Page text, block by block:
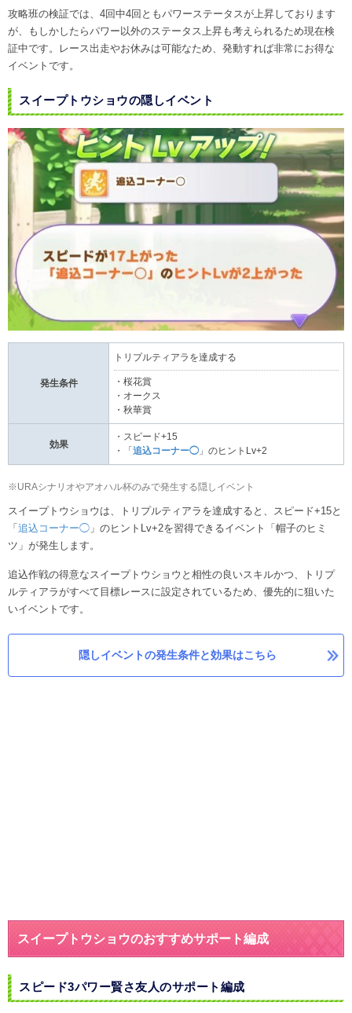
攻略班の検証では、4回中4回ともパワーステータスが上昇しております
が、もしかしたらパワー以外のステータス上昇も考えられるため現在検
証中です。レース出走やお休みは可能なため、発動すれば非常にお得な
イベントです。
スイープトウショウの隠しイベント
発生条件
トリプルティアラを達成する
・桜花賞
・オークス
・秋華賞
効果
・スピード+15
・「 追込コーナー◯ 」のヒントLv+2
※URAシナリオやアオハル杯のみで発生する隠しイベント
スイープトウショウは、トリプルティアラを達成すると、スピード+15と
「追込コーナー◯ 」のヒントLv+2を習得できるイベント「帽子のヒミ
ツ」が発生します。
追込作戦の得意なスイープトウショウと相性の良いスキルかつ、トリプ
ルティアラがすべて目標レースに設定されているため、優先的に狙いた
いイベントです。
隠しイベントの発生条件と効果はこちら
スイープトウショウのおすすめサポート編成
スピード3パワー賢さ友人のサポート編成